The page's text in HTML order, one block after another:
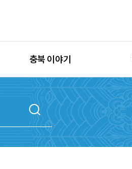
충북 이야기
그때, 그 시절의 충북
또 다른 기록, 발굴
문화유산의 과거여행